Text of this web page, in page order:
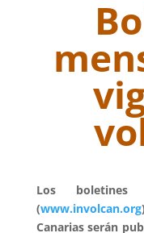
Los boletines
(www.involcan.org
Canarias serán